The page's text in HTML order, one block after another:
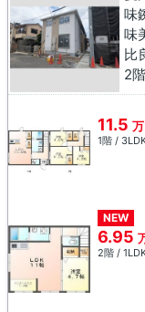
味
味
比
2
11.5
1階 /
NEW
6.95
2階 /